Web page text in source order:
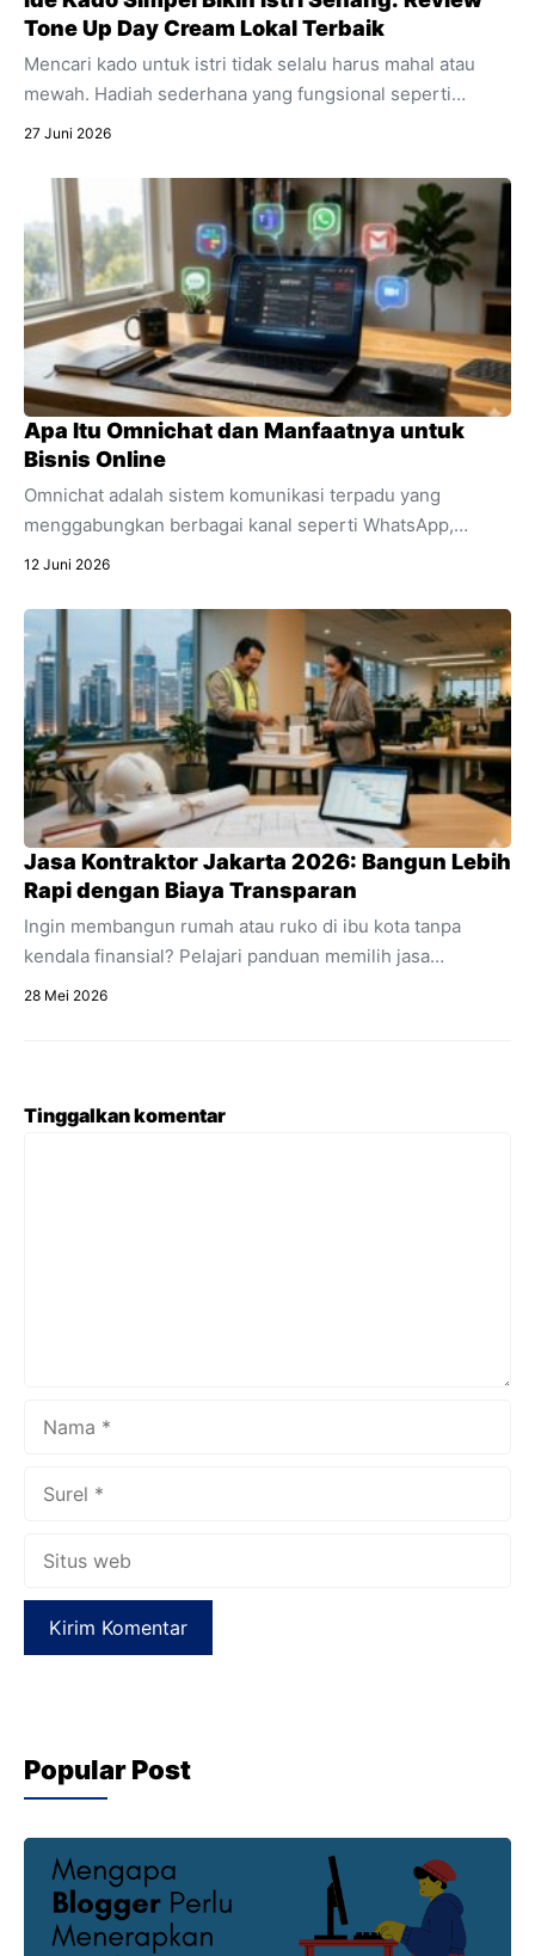
Tone Up Day Cream Lokal Terbaik
Mencari kado untuk istri tidak selalu harus mahal atau
mewah. Hadiah sederhana yang fungsional seperti
skincare sering kali jauh lebih berkesan. Temukan alasan
dijadikan kado spesial untuk mendukung aktivitasnya.
27 Juni 2026
Apa Itu Omnichat dan Manfaatnya untuk
Bisnis Online
Omnichat adalah sistem komunikasi terpadu yang
menggabungkan berbagai kanal seperti WhatsApp,
Instagram, dan live chat ke dalam satu dashboard.
perbedaannya dengan multichannel, dan manfaat
utamanya untuk efisiensi bisnis online Anda.
12 Juni 2026
Jasa Kontraktor Jakarta 2026: Bangun Lebih
Rapi dengan Biaya Transparan
Ingin membangun rumah atau ruko di ibu kota tanpa
kendala finansial? Pelajari panduan memilih jasa
kontraktor Jakarta dengan estimasi RAB transparan dan
28 Mei 2026
Tinggalkan komentar
Popular Post